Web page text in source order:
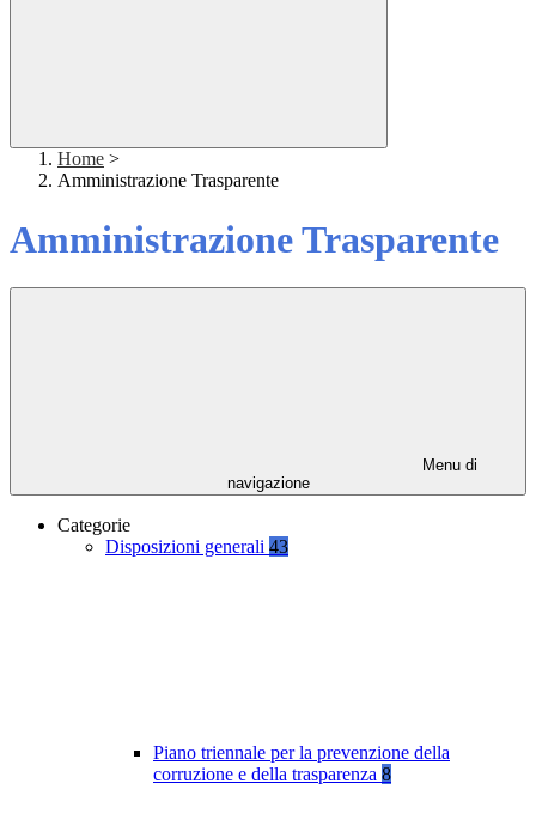
Home >
Amministrazione Trasparente
Amministrazione Trasparente
Menu di
navigazione
Categorie
Disposizioni generali 43
Piano triennale per la prevenzione della
corruzione e della trasparenza 8